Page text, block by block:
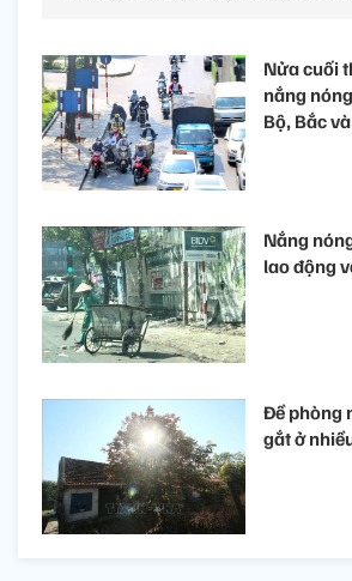
Nửa cuối
nắng
Bộ, Bắc
Nắng
lao động
Đề phòng
gắt ở